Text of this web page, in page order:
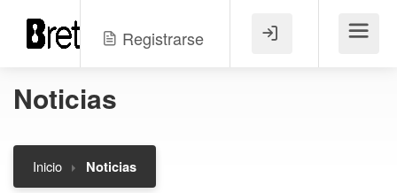
Registrarse Menú
Noticias
Inicio Noticias